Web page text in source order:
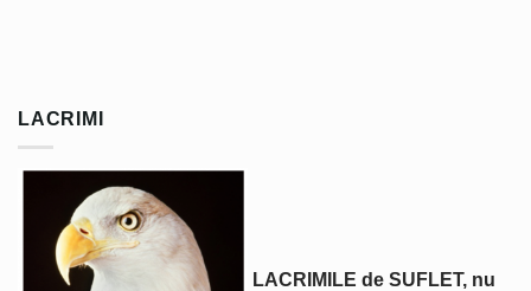
LACRIMI
LACRIMILE de SUFLET, nu